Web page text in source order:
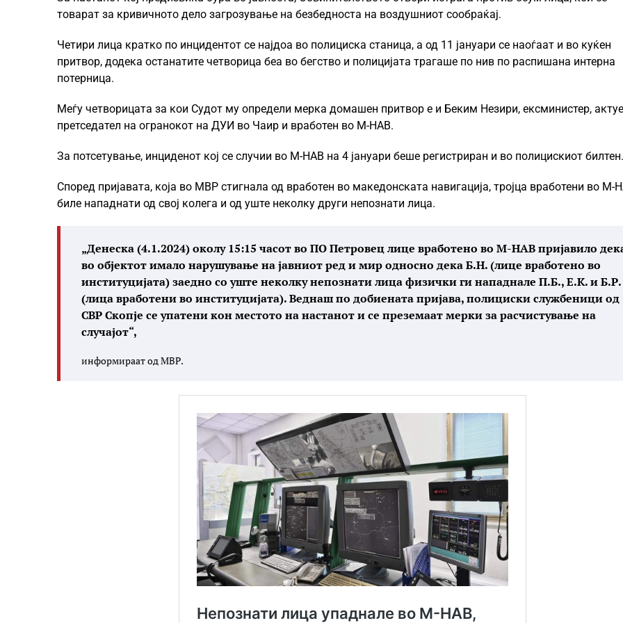
товарат за кривичното дело загрозување на безбедноста на воздушниот сообраќај.
Четири лица кратко по инцидентот се најдоа во полициска станица, а од 11 јануари се наоѓаат и во куќен
притвор, додека останатите четворица беа во бегство и полицијата трагаше по нив по распишана интерна
потерница.
Меѓу четворицата за кои Судот му определи мерка домашен притвор е и Беким Незири, ексминистер,
претседател на огранокот на ДУИ во Чаир и вработен во М-НАВ.
За потсетување, инциденот кој се случии во М-НАВ на 4 јануари беше регистриран и во полицискиот билтен.
Според пријавата, која во МВР стигнала од вработен во македонската навигација, тројца вработени во М-
биле нападнати од свој колега и од уште неколку други непознати лица.
„Денеска (4.1.2024) околу 15:15 часот во ПО Петровец лице вработено во М-НАВ пријавило
во објектот имало нарушување на јавниот ред и мир односно дека Б.Н. (лице вработено во
институцијата) заедно со уште неколку непознати лица физички ги нападнале П.Б., Е.К. и Б.Р.
(лица вработени во институцијата). Веднаш по добиената пријава, полициски службеници од
СВР Скопје се упатени кон местото на настанот и се преземаат мерки за расчистување на
случајот“,
информираат од МВР.